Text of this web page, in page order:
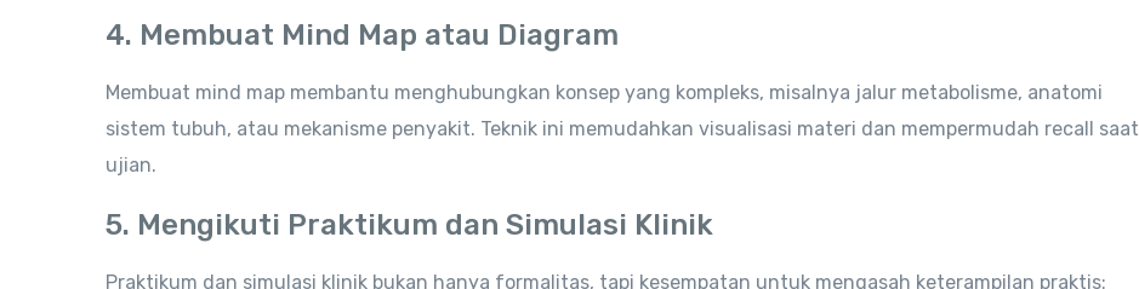
4. Membuat Mind Map atau Diagram
Membuat mind map membantu menghubungkan konsep yang kompleks, misalnya jalur metabolisme, anatomi
sistem tubuh, atau mekanisme penyakit. Teknik ini memudahkan visualisasi materi dan mempermudah recall saat
ujian.
5. Mengikuti Praktikum dan Simulasi Klinik
Praktikum dan simulasi klinik bukan hanya formalitas, tapi kesempatan untuk mengasah keterampilan praktis: